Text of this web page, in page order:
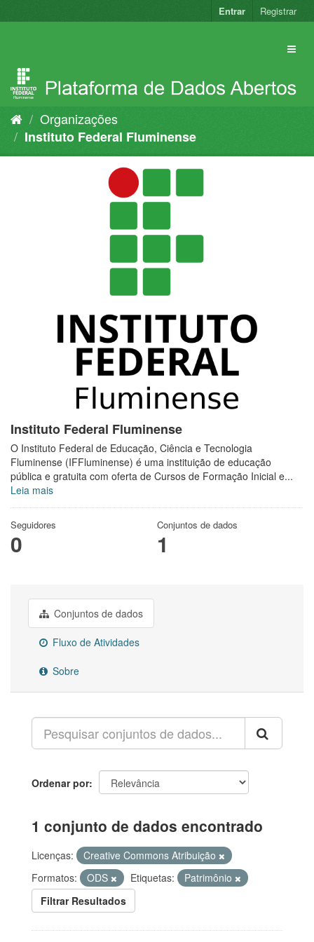
para
Entrar Registrar
Organizações
Instituto Federal Fluminense
Instituto Federal Fluminense
O Instituto Federal de Educação, Ciência e Tecnologia
Fluminense (IFFluminense) é uma instituição de educação
pública e gratuita com oferta de Cursos de Formação Inicial e...
Leia mais
Seguidores
0
Conjuntos de dados
1
Conjuntos de dados
Fluxo de Atividades
Sobre
Ordenar por
1 conjunto de dados encontrado
Licenças:
Creative Commons Atribuição
Formatos:
ODS Etiquetas:
Patrimônio
Filtrar Resultados